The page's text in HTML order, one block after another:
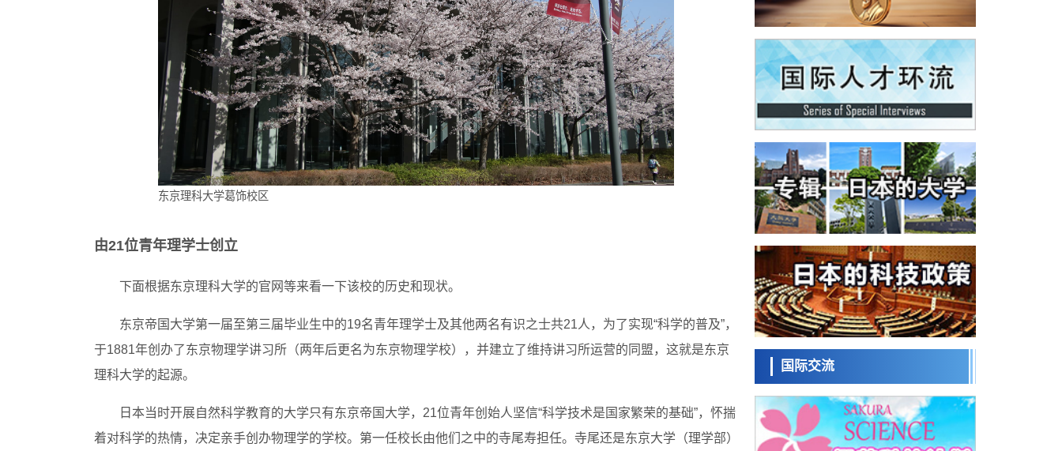
东京理科大学葛饰校区
由21位青年理学士创立
下面根据东京理科大学的官网等来看一下该校的历史和现状。
东京帝国大学第一届至第三届毕业生中的19名青年理学士及其他两名有识之士共21人，为了实现“科学的普及”，
于1881年创办了东京物理学讲习所（两年后更名为东京物理学校），并建立了维持讲习所运营的同盟，这就是东京
理科大学的起源。
日本当时开展自然科学教育的大学只有东京帝国大学，21位青年创始人坚信“科学技术是国家繁荣的基础”，怀揣
着对科学的热情，决定亲手创办物理学的学校。第一任校长由他们之中的寺尾寿担任。寺尾还是东京大学（理学部）
日本东北大学与横滨橡胶全球首次从纳米尺
度揭示橡胶—黄铜粘接界面劣化抑制机制，
为提升轮胎安全性与耐久性的材料设计开辟
道路
近畿大学等发现植物染料“日本茜”的红色成分
可抑制老化与炎症，有望成为新型功能性材
料科学研究
群马大学开发针对难治性癫痫的新型基因疗
法，利用超小型GAD67启动子抑制发作
科学研究
波动叠加所致
科学研究
东京都产技研采用新手法开发出可稳定工作
至300℃的介电材料，已验证电容器可在汽车
发动机等高温环境下工作
经济・社会
日本生成式AI使用者占比一年内翻倍，但与
中美德仍有较大差距
政策
日本修订首都直下型地震紧急对策：目标为
死亡人数至少减半，重点强化火灾防控
科学研究
福井大学发现细胞记忆过往并抑制反应的机
制，阐明即便DNA相同反应迥异之谜
科学研究
神户大学确认口服癌症疫苗B440单药给药的
安全性，在转移性尿路上皮癌患者中开展临
床试验
政策
书》，解读第七期基本计划首年度政策方向
科学研究
东京大学发现可诱导细胞死亡的新型信使物
国际交流
来馆 科学交
流员